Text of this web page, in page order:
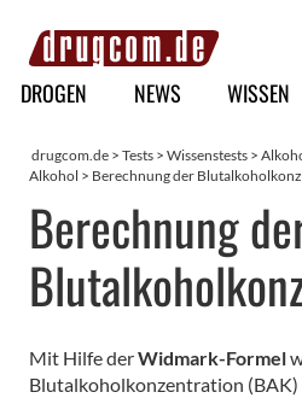
Hauptmenü
DROGEN NEWS WISSEN
drugcom.de > Tests > Wissenstests >
Alkohol > Berechnung der
Berechnung
Mit Hilfe derWidmark-Formel
Blutalkoholkonzentration (BAK)